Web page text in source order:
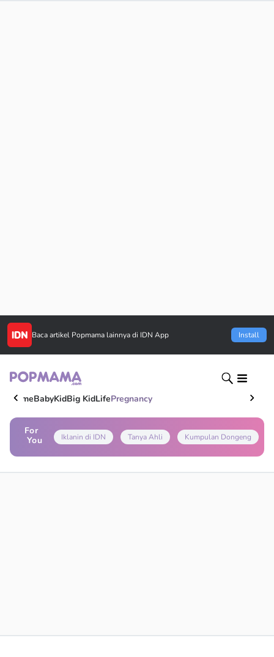
Baca artikel Popmama lainnya di IDN App Install
HomeBabyKidBig KidLifePregnancy
For
You
Iklanin di IDN Tanya Ahli Kumpulan Dongeng